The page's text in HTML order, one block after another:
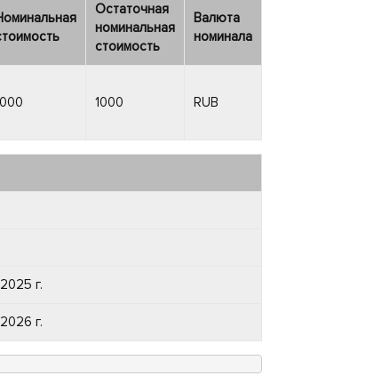
Остаточная
номинальная
стоимость
Валюта
номинала
1000 RUB
г.
г.